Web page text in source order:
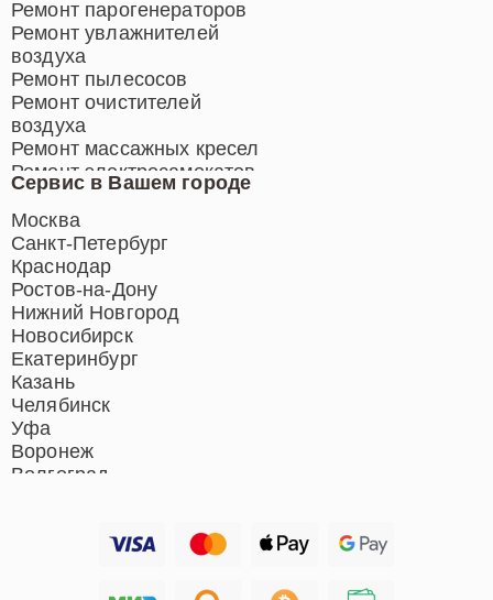
Сервис в Вашем городе
Москва
Санкт-Петербург
Краснодар
Ростов-на-Дону
Нижний Новгород
Новосибирск
Екатеринбург
Казань
Челябинск
Уфа
Воронеж
Волгоград
Ремонт парогенераторов
Ремонт увлажнителей
воздуха
Ремонт пылесосов
Ремонт очистителей
воздуха
Ремонт массажных кресел
Ремонт электросамокатов
Ремонт индукционных плит
Ремонт роботов-пылесосов
Ремонт гладильных систем
Ремонт отпаривателей
Ремонт вертикальных
пылесосов